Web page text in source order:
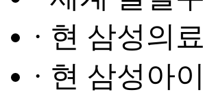
· 현 삼성의
· 현 삼성아